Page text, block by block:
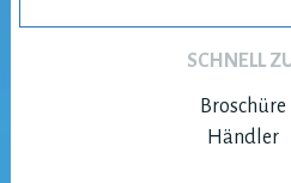
SCHNELL
Broschüre
Händler